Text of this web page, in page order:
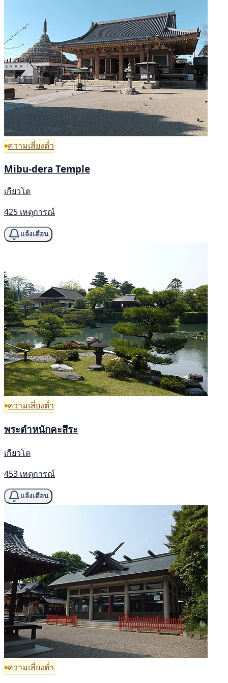
ความเสี่ยงต่ำ
Mibu-dera Temple
เกียวโต
425 เหตุการณ์
แจ้งเตือน
ความเสี่ยงต่ำ
พระตำหนักคะสึระ
เกียวโต
453 เหตุการณ์
แจ้งเตือน
ความเสี่ยงต่ำ